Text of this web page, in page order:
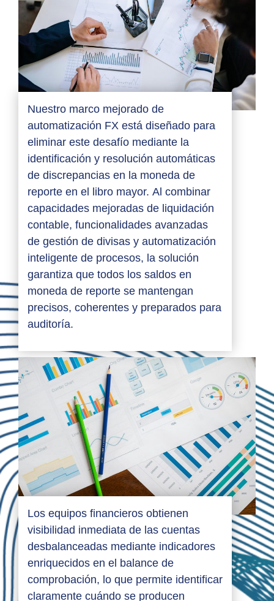
Nuestro marco mejorado de
automatización FX está diseñado para
eliminar este desafío mediante la
identificación y resolución automáticas
de discrepancias en la moneda de
reporte en el libro mayor. Al combinar
capacidades mejoradas de liquidación
contable, funcionalidades avanzadas
de gestión de divisas y automatización
inteligente de procesos, la solución
garantiza que todos los saldos en
moneda de reporte se mantengan
precisos, coherentes y preparados para
auditoría.
Los equipos financieros obtienen
visibilidad inmediata de las cuentas
desbalanceadas mediante indicadores
enriquecidos en el balance de
comprobación, lo que permite identificar
claramente cuándo se producen